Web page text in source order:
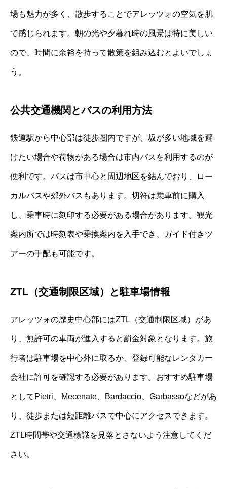
場も魅力が多く、散歩することでアレッツォの空気を肌
で感じられます。朝の光や夕暮れ時の風景は特に美しい
ので、時間に余裕を持って散策を組み込むとよいでしょ
う。
公共交通機関とバスの利用方法
鉄道駅から中心部は徒歩圏内ですが、坂が多い地域を避
けたい場合や荷物がある場合は市内バスを利用するのが
便利です。バスは市中心と周辺地区を結んでおり、ロー
カルバスや郊外バスもあります。切符は乗車前に購入
し、乗車時に刻印する必要がある場合があります。観光
案内所では時刻表や乗換案内を入手でき、ガイド付きツ
アーの手配も可能です。
ZTL（交通制限区域）と駐車場情報
アレッツォの歴史中心部にはZTL（交通制限区域）があ
り、無許可の車両が進入すると罰金対象となります。旅
行者は駐車場を中心外に取るか、登録可能なレンタカー
会社に許可を確認する必要があります。おすすめ駐車場
としてPietri、Mecenate、Bardaccio、Garbassoなどがあ
り、徒歩または短距離バスで中心にアクセスできます。
ZTL時間帯や交通標識を見落とさないよう注意してくだ
さい。